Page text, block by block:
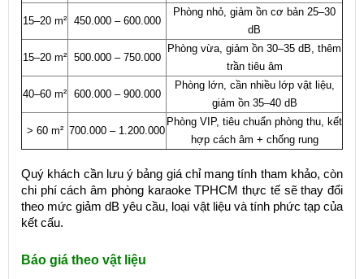
15–20 m² 450.000 – 600.000
Phòng nhỏ, giảm ồn cơ bản 25–30
dB
15–20 m² 500.000 – 750.000
Phòng vừa, giảm ồn 30–35 dB, thêm
trần tiêu âm
40–60 m² 600.000 – 900.000
Phòng lớn, cần nhiều lớp vật liệu,
giảm ồn 35–40 dB
> 60 m² 700.000 – 1.200.000
Phòng VIP, tiêu chuẩn phòng thu, kết
hợp cách âm + chống rung
Quý khách cần lưu ý bảng giá chỉ mang tính tham khảo, còn
chi phí cách âm phòng karaoke TPHCM thực tế sẽ thay đổi
theo mức giảm dB yêu cầu, loại vật liệu và tính phức tạp của
kết cấu.
Báo giá theo vật liệu